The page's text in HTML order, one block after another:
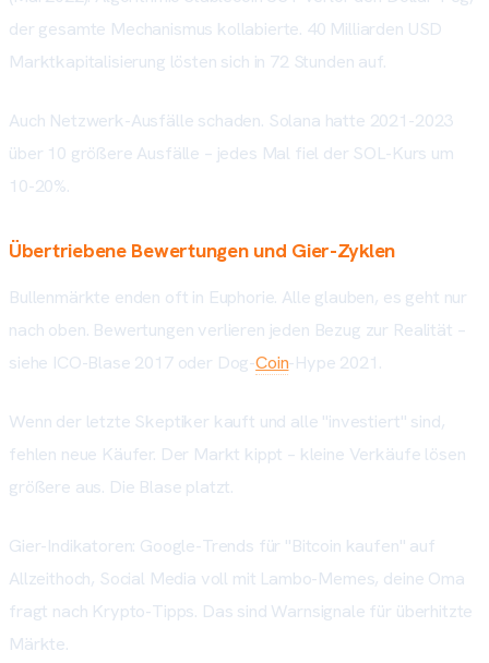
der gesamte Mechanismus kollabierte. 40 Milliarden USD
Marktkapitalisierung lösten sich in 72 Stunden auf.
Auch Netzwerk-Ausfälle schaden. Solana hatte 2021-2023
über 10 größere Ausfälle – jedes Mal fiel der SOL-Kurs um
10-20%.
Übertriebene Bewertungen und Gier-Zyklen
Bullenmärkte enden oft in Euphorie. Alle glauben, es geht nur
nach oben. Bewertungen verlieren jeden Bezug zur Realität –
siehe ICO-Blase 2017 oder Dog-Coin-Hype 2021.
Wenn der letzte Skeptiker kauft und alle "investiert" sind,
fehlen neue Käufer. Der Markt kippt – kleine Verkäufe lösen
größere aus. Die Blase platzt.
Gier-Indikatoren: Google-Trends für "Bitcoin kaufen" auf
Allzeithoch, Social Media voll mit Lambo-Memes, deine Oma
fragt nach Krypto-Tipps. Das sind Warnsignale für überhitzte
Märkte.